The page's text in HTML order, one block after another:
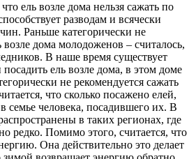
ель возле дома нельзя сажать по
разводам и всячески
Раньше категорически не
возле дома молодоженов – считалось,
В наше время существует
ель возле дома, в этом доме
не рекомендуется сажать
что сколько посажено елей,
семье человека, посадившего их. В
в таких регионах, где
редко. Помимо этого, считается, что
Она действительно это делает